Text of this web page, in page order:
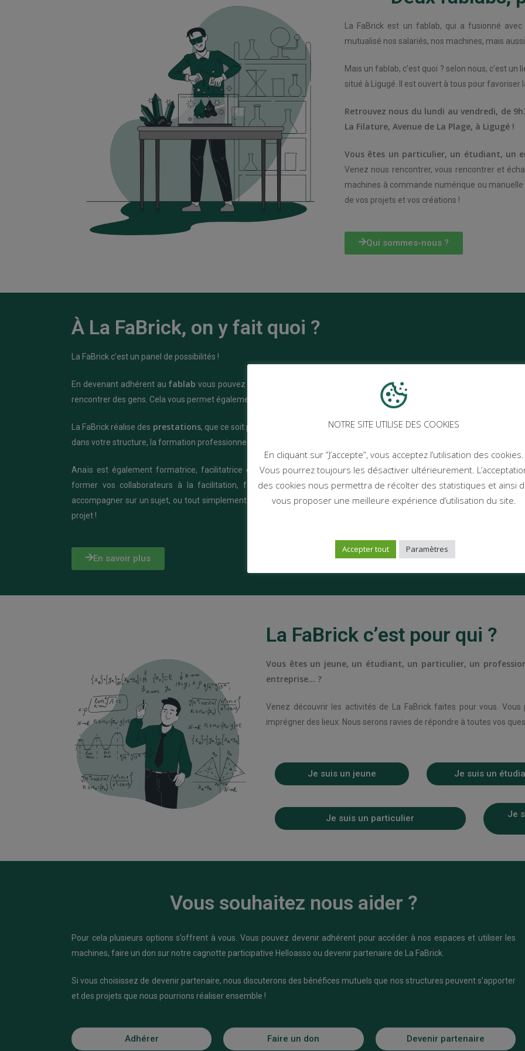
La FaBrick est un fablab, qui a fusionné
mutualisé nos salariés, nos machines, mais
Mais un fablab, c’est quoi ? selon nous, c’est
situé à Ligugé. Il est ouvert à tous pour favoriser
Retrouvez nous du lundi au vendredi, de
La Filature, Avenue de La Plage, à Ligugé !
Vous êtes un particulier, un étudiant, un
Venez nous rencontrer, vous rencontrer et
machines à commande numérique ou
de vos projets et vos créations !
Qui sommes-nous ?
À La FaBrick, on y fait quoi ?
La FaBrick c’est un panel de possibilités !
En devenant adhérent au fablab vous pouvez apprendre à vous servir des machines, à fabriquer et
rencontrer des gens. Cela vous permet également de participer à des ateliers collectifs créatifs.
La FaBrick réalise des prestations, que ce soit par la fabrication de produit finis, l’animation d’ateliers
dans votre structure, la formation professionnelle sur des machines ou encore du teambuilding.
Anaïs est également formatrice, facilitatrice et consultante enintelligence collective. Elle peut
former vos collaborateurs à la facilitation, faire du consulting dans votre structure pour vous
accompagner sur un sujet, ou tout simplement concevoir et animer un atelier pour vous aider sur un
projet !
En savoir plus
La FaBrick c’est pour qui ?
Vous êtes un jeune, un étudiant, un particulier, un
entreprise… ?
Venez découvrir les activités de La FaBrick faites pour vous.
imprégner des lieux. Nous serons ravies de répondre à toutes vos
Je suis un jeune Je suis un
Je suis un particulier Je
Vous souhaitez nous aider ?
Pour cela plusieurs options s’offrent à vous. Vous pouvez devenir adhérent pour accéder à nos espaces et utiliser les
machines, faire un don sur notre cagnotte participative Helloasso ou devenir partenaire de La FaBrick.
Si vous choisissez de devenir partenaire, nous discuterons des bénéfices mutuels que nos structures peuvent s’apporter
et des projets que nous pourrions réaliser ensemble !
Adhérer Faire un don Devenir partenaire
NOTRE SITE UTILISE DES COOKIES
En cliquant sur ”J’accepte”, vous acceptez l’utilisation des cookies.
Vous pourrez toujours les désactiver ultérieurement.
des cookies nous permettra de récolter des statistiques et ainsi
vous proposer une meilleure expérience d’utilisation du site.
Accepter tout Paramètres